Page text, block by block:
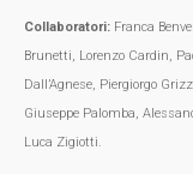
Collaboratori: Franca
Brunetti, Lorenzo Cardin,
Dall’Agnese, Piergiorgo
Giuseppe Palomba,
Luca Zigiotti.